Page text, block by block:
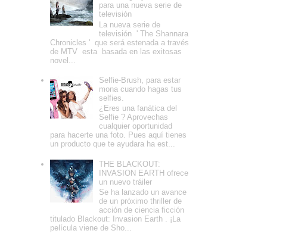
para una nueva serie de
televisión
La nueva serie de
televisión ' The Shannara
Chronicles ' que será estenada a través
de MTV esta basada en las exitosas
novel...
Selfie-Brush, para estar
mona cuando hagas tus
selfies.
¿Eres una fanática del
Selfie ? Aprovechas
cualquier oportunidad
para hacerte una foto. Pues aquí tienes
un producto que te ayudara ha est...
THE BLACKOUT:
INVASION EARTH ofrece
un nuevo tráiler
Se ha lanzado un avance
de un próximo thriller de
acción de ciencia ficción
titulado Blackout: Invasion Earth . ¡La
película viene de Sho...